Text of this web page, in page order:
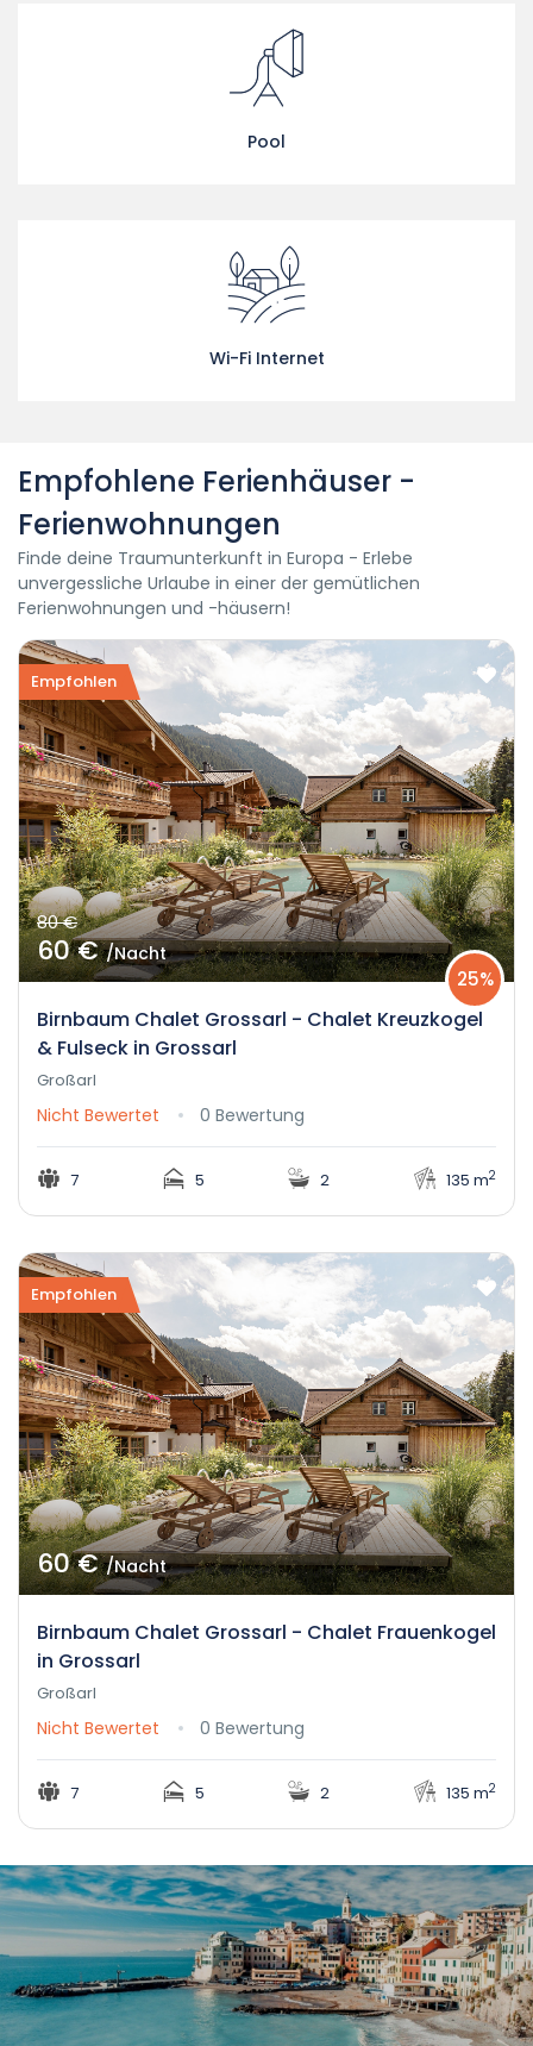
Pool
Wi-Fi Internet
Empfohlene Ferienhäuser -
Ferienwohnungen
Finde deine Traumunterkunft in Europa - Erlebe
unvergessliche Urlaube in einer der gemütlichen
Ferienwohnungen und -häusern!
Empfohlen
80 €
60 €/Nacht
Birnbaum Chalet Grossarl - Chalet Kreuzkogel
& Fulseck in Grossarl
25%
Großarl
Nicht Bewertet 0 Bewertung
7 5 2 135 m2
Empfohlen
60 €/Nacht
Birnbaum Chalet Grossarl - Chalet Frauenkogel
in Grossarl
Großarl
Nicht Bewertet 0 Bewertung
7 5 2 135 m2